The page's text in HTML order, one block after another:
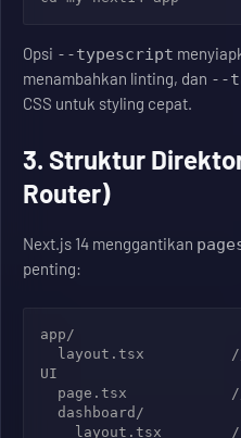
Opsi --typescript
menambahkan linting, dan --
CSS untuk styling cepat.
3. Struktur
Router)
Next.js 14 menggantikan
penting:
app/
UI